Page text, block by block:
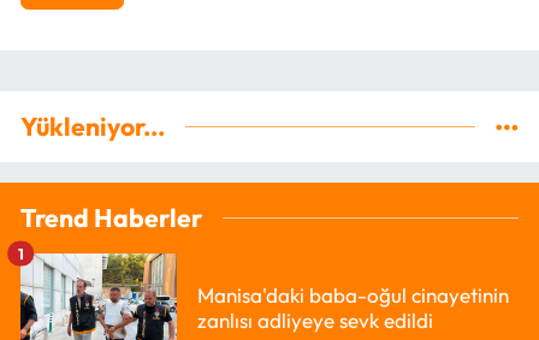
Yükleniyor...
Trend Haberler
Manisa'daki baba-oğul cinayetinin
zanlısı adliyeye sevk edildi
1